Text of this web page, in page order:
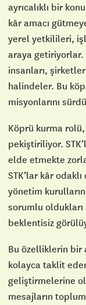
ayrıcalıklı bir
kâr amacı
yerel yetkilileri,
araya
insanları,
halindeler. Bu
misyonlarını
Köprü kurma
pekiştiriliyor.
elde etmekte
STK’lar kâr
yönetim
sorumlu
beklentisiz
Bu özelliklerin bir
kolayca taklit
geliştirmelerine
mesajların